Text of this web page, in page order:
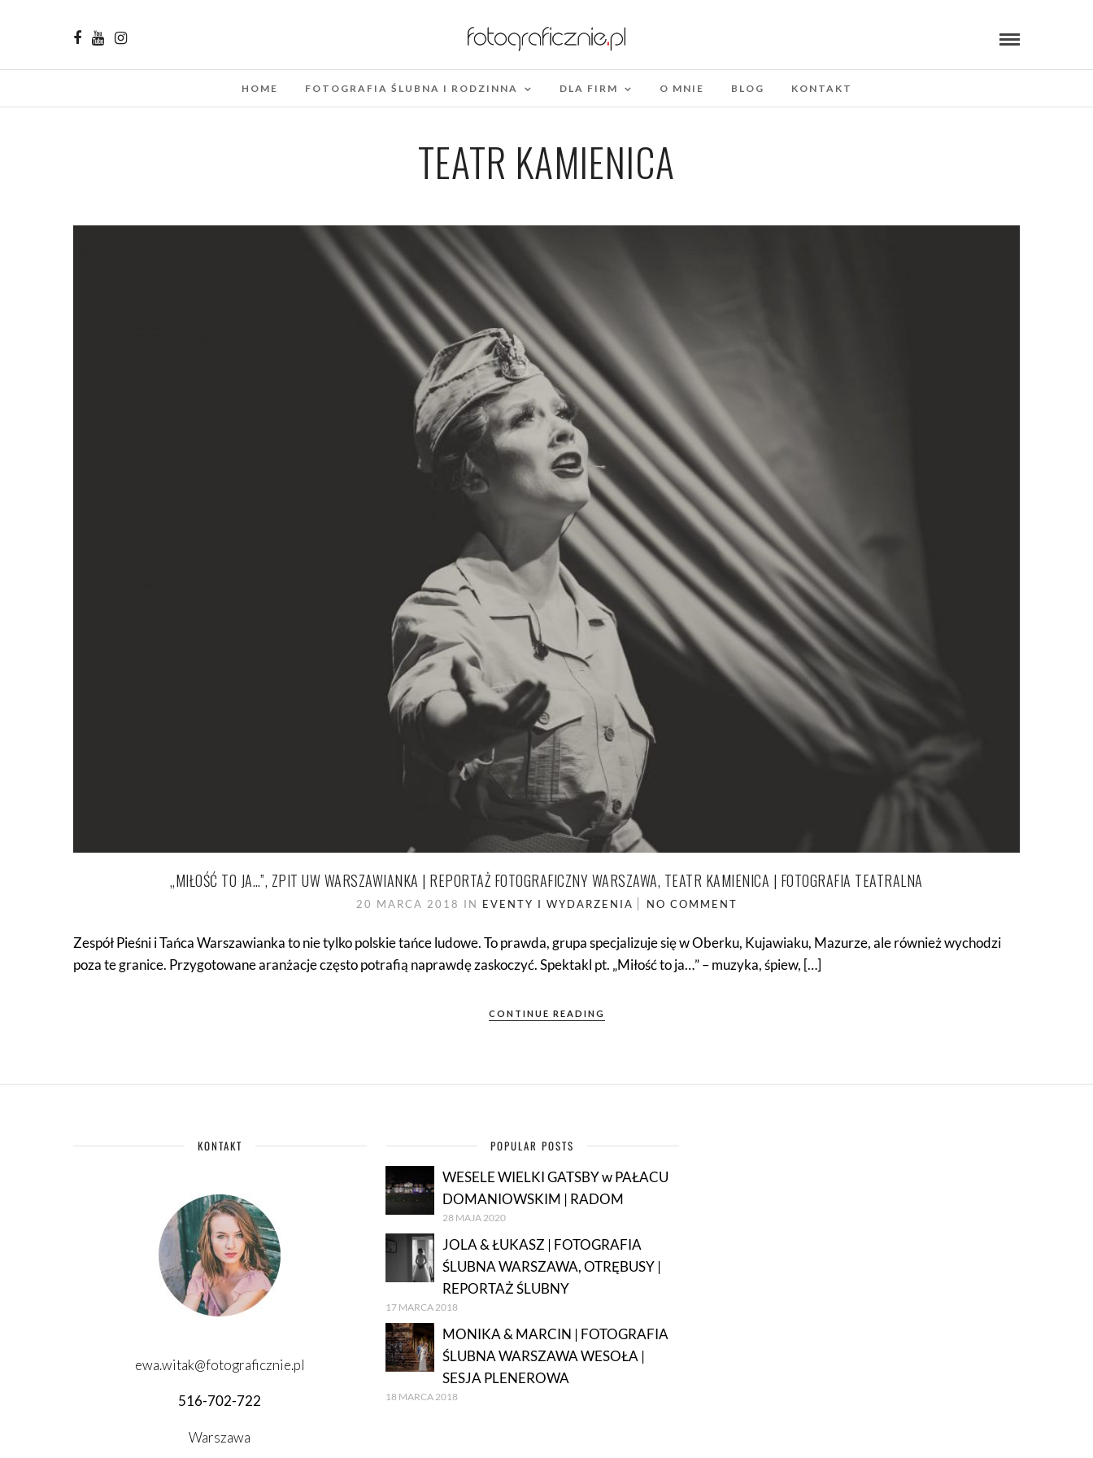
HOME FOTOGRAFIA ŚLUBNA I RODZINNA DLA FIRM O MNIE BLOG KONTAKT
TEATR KAMIENICA
„MIŁOŚĆ TO JA…”, ZPIT UW WARSZAWIANKA | REPORTAŻ FOTOGRAFICZNY WARSZAWA, TEATR KAMIENICA | FOTOGRAFIA TEATRALNA
20 MARCA 2018 IN EVENTY I WYDARZENIA NO COMMENT
Zespół Pieśni i Tańca Warszawianka to nie tylko polskie tańce ludowe. To prawda, grupa specjalizuje się w Oberku, Kujawiaku, Mazurze, ale również wychodzi
poza te granice. Przygotowane aranżacje często potrafią naprawdę zaskoczyć. Spektakl pt. „Miłość to ja…” – muzyka, śpiew, […]
CONTINUE READING
KONTAKT
ewa.witak@fotograficznie.pl
516-702-722
Warszawa
POPULAR POSTS
WESELE WIELKI GATSBY w PAŁACU
DOMANIOWSKIM | RADOM
28 MAJA 2020
JOLA & ŁUKASZ | FOTOGRAFIA
ŚLUBNA WARSZAWA, OTRĘBUSY |
REPORTAŻ ŚLUBNY
17 MARCA 2018
MONIKA & MARCIN | FOTOGRAFIA
ŚLUBNA WARSZAWA WESOŁA |
SESJA PLENEROWA
18 MARCA 2018